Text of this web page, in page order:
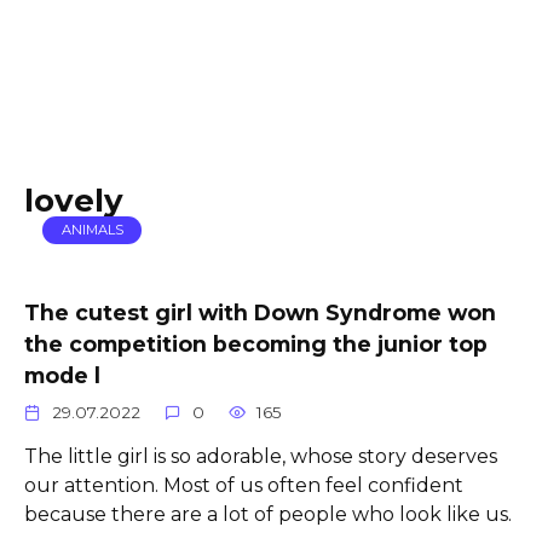
lovely
ANIMALS
The cutest girl with Down Syndrome won
the competition becoming the junior top
mode l
29.07.2022 0 165
The little girl is so adorable, whose story deserves
our attention. Most of us often feel confident
because there are a lot of people who look like us.